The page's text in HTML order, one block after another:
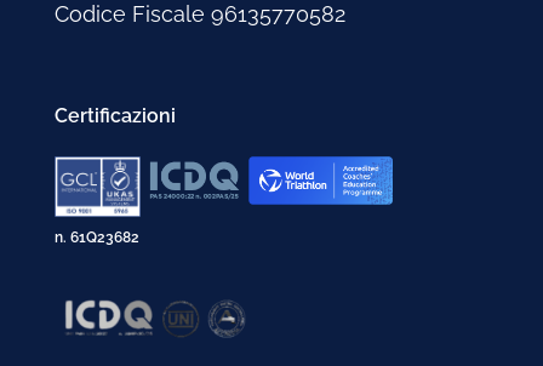
Codice Fiscale 96135770582
Certificazioni
n. 61Q23682